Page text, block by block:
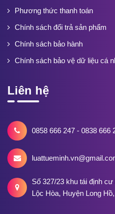
Phương thức thanh toán
Chính sách đổi trả sản phẩm
Chính sách bảo hành
Chính sách bảo vệ dữ liệu cá
Liên hệ
0858 666 247 - 0838 666
Số 327/23 khu tái định
Lộc Hòa, Huyện Long